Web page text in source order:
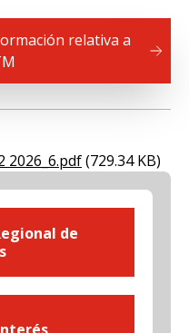
relativa a
2026_6.pdf(729.34 KB)
de